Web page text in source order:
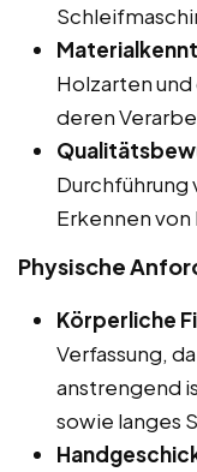
Holzarten
deren
Durchführung
Erkennen
Physische
Körperliche
Verfassung,
anstrengend
sowie langes